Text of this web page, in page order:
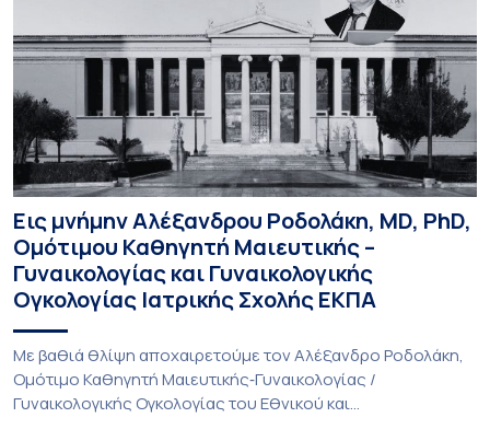
Εις μνήμην Αλέξανδρου Ροδολάκη, MD, PhD,
Ομότιμου Καθηγητή Μαιευτικής –
Γυναικολογίας και Γυναικολογικής
Ογκολογίας Ιατρικής Σχολής ΕΚΠΑ
Με βαθιά θλίψη αποχαιρετούμε τον Αλέξανδρο Ροδολάκη,
Ομότιμο Καθηγητή Μαιευτικής‑Γυναικολογίας /
Γυναικολογικής Ογκολογίας του Εθνικού και